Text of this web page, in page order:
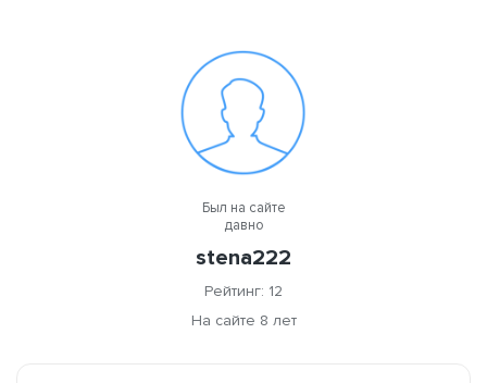
Был на сайте
давно
stena222
Рейтинг: 12
На сайте 8 лет